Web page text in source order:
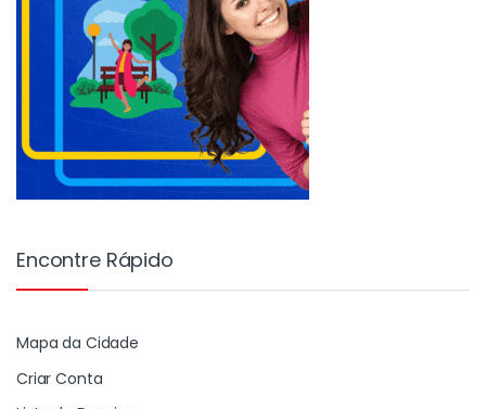
Encontre Rápido
Mapa da Cidade
Criar Conta